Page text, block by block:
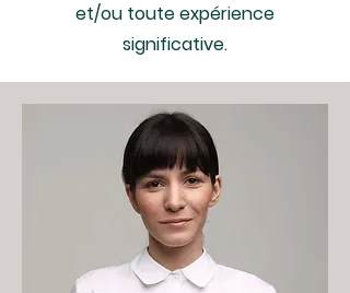
et/​ou toute expérience
significative.